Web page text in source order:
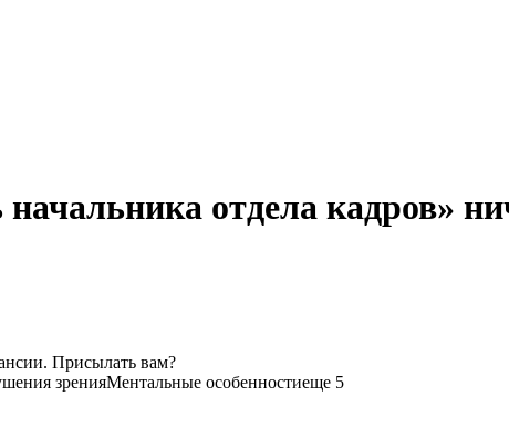
отдела кадров»
Присылать вам?
зренияМентальные особенностиеще 5